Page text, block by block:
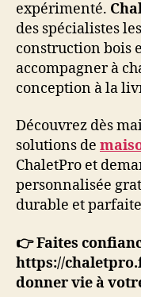
expérimenté.
des spécialistes
construction bois
accompagner à
conception à la
Découvrez dès
solutions de
ChaletPro et
personnalisée
durable et
👉 Faites
https://
donner vie à